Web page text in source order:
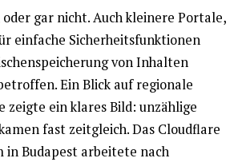
gar nicht. Auch kleinere Portale,
einfache Sicherheitsfunktionen
von Inhalten
Ein Blick auf regionale
zeigte ein klares Bild: unzählige
fast zeitgleich. Das Cloudflare
in Budapest arbeitete nach